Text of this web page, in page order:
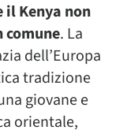
il Kenya non
comune. La
dell’Europa
tradizione
giovane e
orientale,